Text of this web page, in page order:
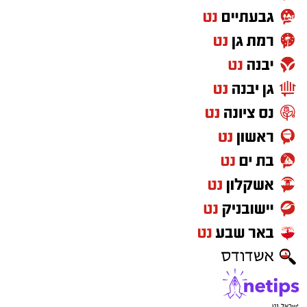
על הקשיים ועל התחושה שמשהו כאן פשוט לא
מסתדר. עברו שנים, התחלפו ממשלות, אבל
השאלה שבכותרת? איכשהו היא עדיין נשמעת
מוכרת.
"שיר אהבה פוליטי" – חנן יובל קלאסיקה
משעשעת עם מסר רלוונטי
זוגיות ופוליטיקה אולי נשמעות כמו שני נושאים
שכדאי להרחיק זה מזה, אבל יהונתן גפן חשב
אחרת. ב"שיר אהבה פוליטי", בביצוע חנן יובל,
מערכת היחסים מקבלת טיפול דרך עולם השלטון
והמשרדים הממשלתיים. התוצאה שנונה, משעשעת
ובעיקר מזכירה לנו שלפעמים גם זוגיות יכולה
להרגיש כמו קואליציה – עם לא מעט משברים
בדרך.